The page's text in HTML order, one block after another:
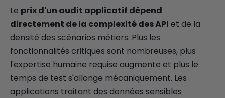
Le prix d'un audit applicatif dépend
directement de la complexité des API et de la
densité des scénarios métiers. Plus les
fonctionnalités critiques sont nombreuses, plus
l'expertise humaine requise augmente et plus le
temps de test s'allonge mécaniquement. Les
applications traitant des données sensibles